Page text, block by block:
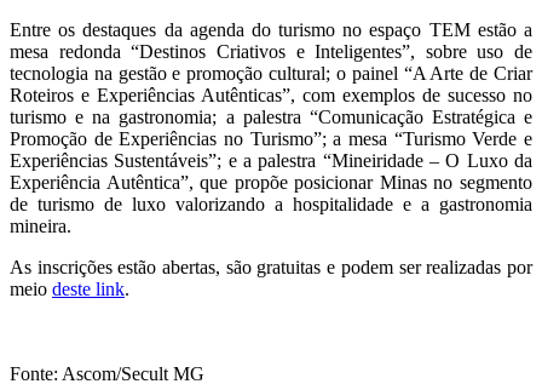
Entre os destaques da agenda do turismo no espaço TEM estão a
mesa redonda “Destinos Criativos e Inteligentes”, sobre uso de
tecnologia na gestão e promoção cultural; o painel “A Arte de Criar
Roteiros e Experiências Autênticas”, com exemplos de sucesso no
turismo e na gastronomia; a palestra “Comunicação Estratégica e
Promoção de Experiências no Turismo”; a mesa “Turismo Verde e
Experiências Sustentáveis”; e a palestra “Mineiridade – O Luxo da
Experiência Autêntica”, que propõe posicionar Minas no segmento
de turismo de luxo valorizando a hospitalidade e a gastronomia
mineira.
As inscrições estão abertas, são gratuitas e podem ser realizadas por
meio deste link.
Fonte: Ascom/Secult MG